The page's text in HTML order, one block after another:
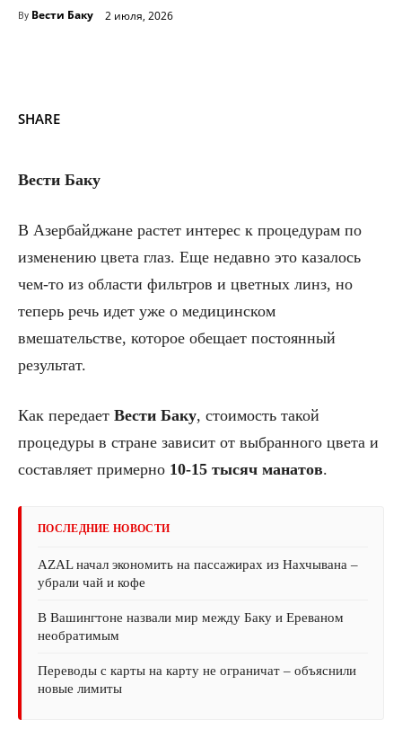
By Вести Баку 2 июля, 2026
SHARE
Вести Баку
В Азербайджане растет интерес к процедурам по
изменению цвета глаз. Еще недавно это казалось
чем-то из области фильтров и цветных линз, но
теперь речь идет уже о медицинском
вмешательстве, которое обещает постоянный
результат.
Как передает Вести Баку, стоимость такой
процедуры в стране зависит от выбранного цвета и
составляет примерно 10-15 тысяч манатов.
ПОСЛЕДНИЕ НОВОСТИ
AZAL начал экономить на пассажирах из Нахчывана –
убрали чай и кофе
В Вашингтоне назвали мир между Баку и Ереваном
необратимым
Переводы с карты на карту не ограничат – объяснили
новые лимиты